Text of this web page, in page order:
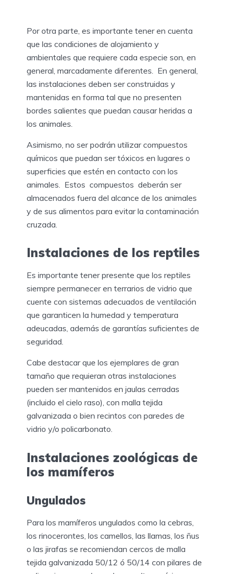
Por otra parte, es importante tener en cuenta
que las condiciones de alojamiento y
ambientales que requiere cada especie son, en
general, marcadamente diferentes. En general,
las instalaciones deben ser construidas y
mantenidas en forma tal que no presenten
bordes salientes que puedan causar heridas a
los animales.
Asimismo, no ser podrán utilizar compuestos
químicos que puedan ser tóxicos en lugares o
superficies que estén en contacto con los
animales. Estos compuestos deberán ser
almacenados fuera del alcance de los animales
y de sus alimentos para evitar la contaminación
cruzada.
Instalaciones de los reptiles
Es importante tener presente que los reptiles
siempre permanecer en terrarios de vidrio que
cuente con sistemas adecuados de ventilación
que garanticen la humedad y temperatura
adeucadas, además de garantías suficientes de
seguridad.
Cabe destacar que los ejemplares de gran
tamaño que requieran otras instalaciones
pueden ser mantenidos en jaulas cerradas
(incluido el cielo raso), con malla tejida
galvanizada o bien recintos con paredes de
vidrio y/o policarbonato.
Instalaciones zoológicas de
los mamíferos
Ungulados
Para los mamíferos ungulados como la cebras,
los rinocerontes, los camellos, las llamas, los ñus
o las jirafas se recomiendan cercos de malla
tejida galvanizada 50/12 ó 50/14 con pilares de